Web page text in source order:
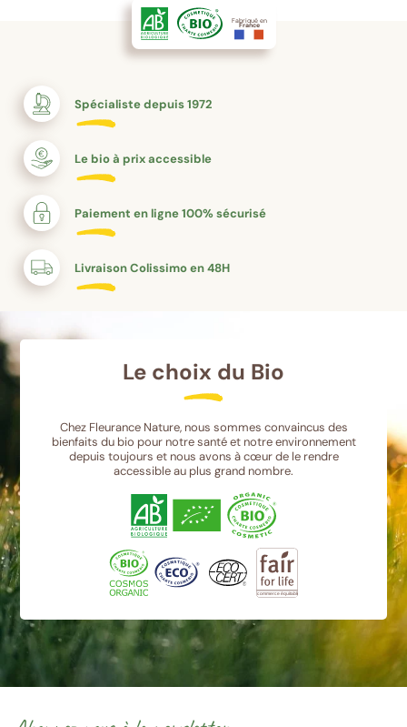
Fabriqué en
France
Spécialiste depuis 1972
Le bio à prix accessible
Paiement en ligne 100% sécurisé
Livraison Colissimo en 48H
Le choix du Bio
Chez Fleurance Nature, nous sommes convaincus des
bienfaits du bio pour notre santé et notre environnement
depuis toujours et nous avons à cœur de le rendre
accessible au plus grand nombre.